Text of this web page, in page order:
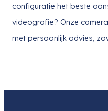
configuratie het beste
videografie? Onze
met persoonlijk advies,